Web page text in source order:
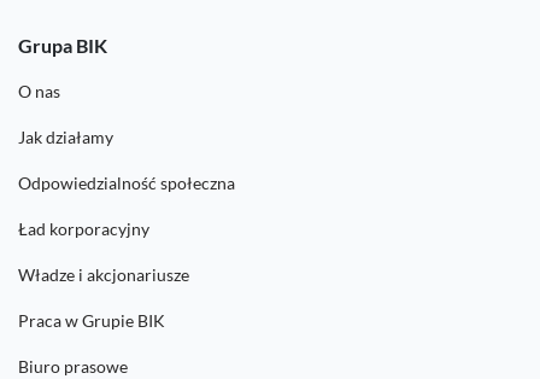
Grupa BIK
O nas
Jak działamy
Odpowiedzialność społeczna
Ład korporacyjny
Władze i akcjonariusze
Praca w Grupie BIK
Biuro prasowe